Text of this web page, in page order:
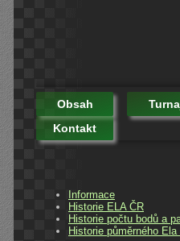
Obsah
Kontakt
Informace
Historie ELA ČR
Historie počtu bodů a
Historie půměrného